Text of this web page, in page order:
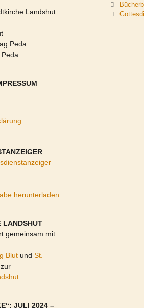
Landshut
herunterladen
LANDSHUT
gemeinsam mit
Blut und St.
zur
JULI 2024 –